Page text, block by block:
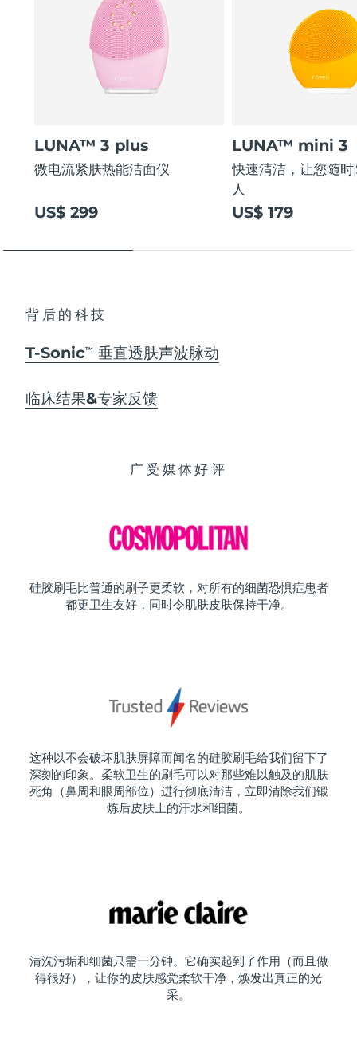
LUNA™ 3 plus
微电流紧肤热能洁面仪
US$ 299
LUNA™ mini 3
快速清洁，让您随
人
US$ 179
背后的科技
T-SonicTM 垂直透肤声波脉动
临床结果&专家反馈
广受媒体好评
硅胶刷毛比普通的刷子更柔软，对所有的细菌恐惧症患者
都更卫生友好，同时令肌肤皮肤保持干净。
这种以不会破坏肌肤屏障而闻名的硅胶刷毛给我们留下了
深刻的印象。柔软卫生的刷毛可以对那些难以触及的肌肤
死角（鼻周和眼周部位）进行彻底清洁，立即清除我们锻
炼后皮肤上的汗水和细菌。
清洗污垢和细菌只需一分钟。它确实起到了作用（而且做
得很好），让你的皮肤感觉柔软干净，焕发出真正的光
采。